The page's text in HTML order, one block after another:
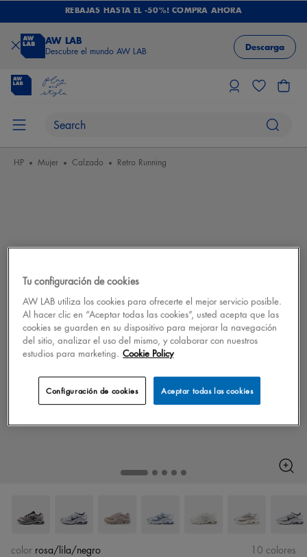
REBAJAS HASTA EL -50%! COMPRA AHORA
AW LAB
Descubre el mundo AW LAB Descarga
HP Mujer Calzado Retro Running
color rosa/lila/negro 10 colores
Tu configuración de cookies
AW LAB utiliza los cookies para ofrecerte el mejor servicio posible.
Al hacer clic en “Aceptar todas las cookies”, usted acepta que las
cookies se guarden en su dispositivo para mejorar la navegación
del sitio, analizar el uso del mismo, y colaborar con nuestros
estudios para marketing. Cookie Policy
Aceptar todas las cookies
Configuración de cookies